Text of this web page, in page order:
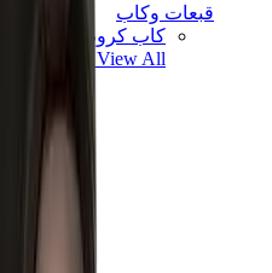
قبعات وكاب
كاب كروم هارتس
View All